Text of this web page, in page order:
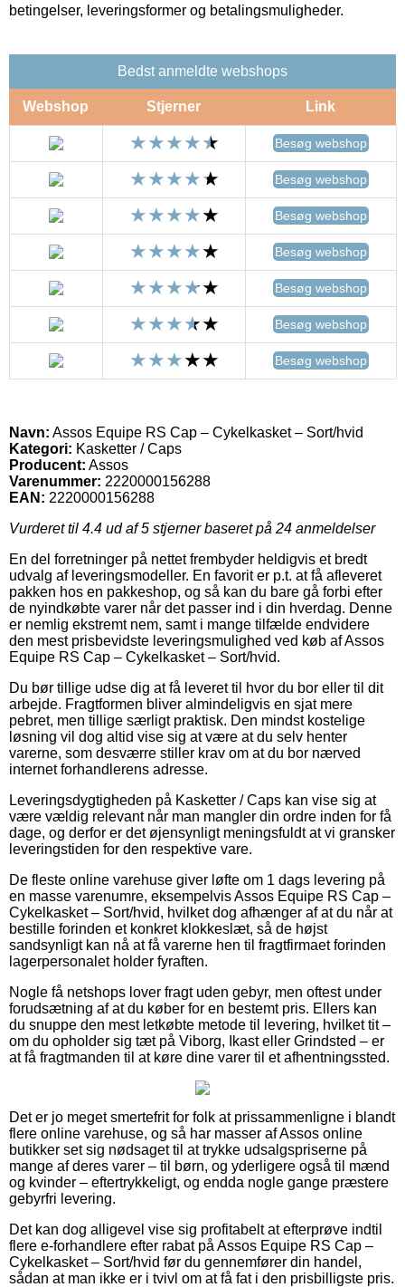
betingelser, leveringsformer og betalingsmuligheder.
Bedst anmeldte webshops
Webshop Stjerner Link
Besøg webshop
Besøg webshop
Besøg webshop
Besøg webshop
Besøg webshop
Besøg webshop
Besøg webshop
Navn: Assos Equipe RS Cap – Cykelkasket – Sort/hvid
Kategori: Kasketter / Caps
Producent: Assos
Varenummer: 2220000156288
EAN: 2220000156288
Vurderet til 4.4 ud af 5 stjerner baseret på 24 anmeldelser
En del forretninger på nettet frembyder heldigvis et bredt
udvalg af leveringsmodeller. En favorit er p.t. at få afleveret
pakken hos en pakkeshop, og så kan du bare gå forbi efter
de nyindkøbte varer når det passer ind i din hverdag. Denne
er nemlig ekstremt nem, samt i mange tilfælde endvidere
den mest prisbevidste leveringsmulighed ved køb af Assos
Equipe RS Cap – Cykelkasket – Sort/hvid.
Du bør tillige udse dig at få leveret til hvor du bor eller til dit
arbejde. Fragtformen bliver almindeligvis en sjat mere
pebret, men tillige særligt praktisk. Den mindst kostelige
løsning vil dog altid vise sig at være at du selv henter
varerne, som desværre stiller krav om at du bor nærved
internet forhandlerens adresse.
Leveringsdygtigheden på Kasketter / Caps kan vise sig at
være vældig relevant når man mangler din ordre inden for få
dage, og derfor er det øjensynligt meningsfuldt at vi gransker
leveringstiden for den respektive vare.
De fleste online varehuse giver løfte om 1 dags levering på
en masse varenumre, eksempelvis Assos Equipe RS Cap –
Cykelkasket – Sort/hvid, hvilket dog afhænger af at du når at
bestille forinden et konkret klokkeslæt, så de højst
sandsynligt kan nå at få varerne hen til fragtfirmaet forinden
lagerpersonalet holder fyraften.
Nogle få netshops lover fragt uden gebyr, men oftest under
forudsætning af at du køber for en bestemt pris. Ellers kan
du snuppe den mest letkøbte metode til levering, hvilket tit –
om du opholder sig tæt på Viborg, Ikast eller Grindsted – er
at få fragtmanden til at køre dine varer til et afhentningssted.
Det er jo meget smertefrit for folk at prissammenligne i blandt
flere online varehuse, og så har masser af Assos online
butikker set sig nødsaget til at trykke udsalgspriserne på
mange af deres varer – til børn, og yderligere også til mænd
og kvinder – eftertrykkeligt, og endda nogle gange præstere
gebyrfri levering.
Det kan dog alligevel vise sig profitabelt at efterprøve indtil
flere e-forhandlere efter rabat på Assos Equipe RS Cap –
Cykelkasket – Sort/hvid før du gennemfører din handel,
sådan at man ikke er i tvivl om at få fat i den prisbilligste pris.